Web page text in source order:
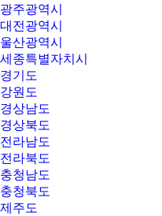
광주광역시
대전광역시
울산광역시
세종특별자치시
경기도
강원도
경상남도
경상북도
전라남도
전라북도
충청남도
충청북도
제주도